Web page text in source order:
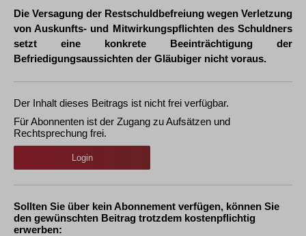
Die Versagung der Restschuldbefreiung wegen Verletzung
von Auskunfts- und Mitwirkungspflichten des Schuldners
setzt eine konkrete Beeinträchtigung der
Befriedigungsaussichten der Gläubiger nicht voraus.
Der Inhalt dieses Beitrags ist nicht frei verfügbar.
Für Abonnenten ist der Zugang zu Aufsätzen und
Rechtsprechung frei.
Login
Sollten Sie über kein Abonnement verfügen, können Sie
den gewünschten Beitrag trotzdem kostenpflichtig
erwerben: